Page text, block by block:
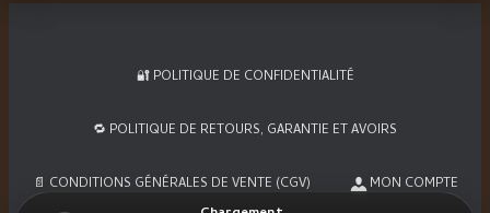
🔐 POLITIQUE DE CONFIDENTIALITÉ
🔁 POLITIQUE DE RETOURS, GARANTIE ET AVOIRS
📄 CONDITIONS GÉNÉRALES DE VENTE (CGV) MON COMPTE